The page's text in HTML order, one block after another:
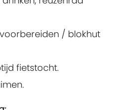
voorbereiden / blokhut
fietstocht.